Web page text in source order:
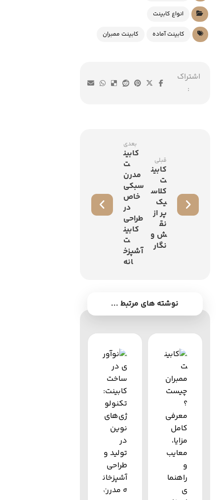
انواع کابینت
کابینت آماده کابینت ممبران
قبلی
کابین
ت
کلاس
یک
پر از
نق
ش و
نگار
بعدی
کابین
ت
مدرن
سبکی
خاص
در
طراحی
کابین
ت
آشپزخ
انه
نوشته های مرتبط ...